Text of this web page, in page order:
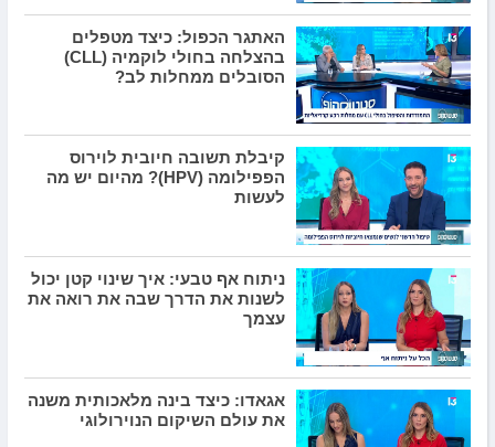
האתגר הכפול: כיצד מטפלים
בהצלחה בחולי לוקמיה (CLL)
הסובלים ממחלות לב?
קיבלת תשובה חיובית לוירוס
הפפילומה (HPV)? מהיום יש מה
לעשות
ניתוח אף טבעי: איך שינוי קטן יכול
לשנות את הדרך שבה את רואה את
עצמך
אגאדו: כיצד בינה מלאכותית משנה
את עולם השיקום הנוירולוגי